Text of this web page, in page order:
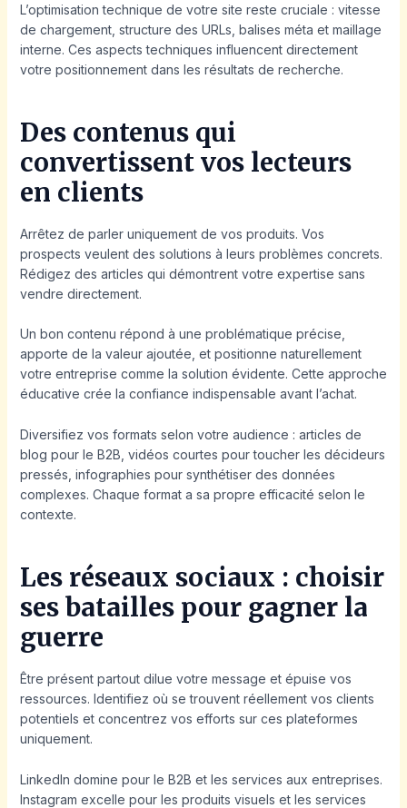
L’optimisation technique de votre site reste cruciale : vitesse
de chargement, structure des URLs, balises méta et maillage
interne. Ces aspects techniques influencent directement
votre positionnement dans les résultats de recherche.
Des contenus qui
convertissent vos lecteurs
en clients
Arrêtez de parler uniquement de vos produits. Vos
prospects veulent des solutions à leurs problèmes concrets.
Rédigez des articles qui démontrent votre expertise sans
vendre directement.
Un bon contenu répond à une problématique précise,
apporte de la valeur ajoutée, et positionne naturellement
votre entreprise comme la solution évidente. Cette approche
éducative crée la confiance indispensable avant l’achat.
Diversifiez vos formats selon votre audience : articles de
blog pour le B2B, vidéos courtes pour toucher les décideurs
pressés, infographies pour synthétiser des données
complexes. Chaque format a sa propre efficacité selon le
contexte.
Les réseaux sociaux : choisir
ses batailles pour gagner la
guerre
Être présent partout dilue votre message et épuise vos
ressources. Identifiez où se trouvent réellement vos clients
potentiels et concentrez vos efforts sur ces plateformes
uniquement.
LinkedIn domine pour le B2B et les services aux entreprises.
Instagram excelle pour les produits visuels et les services